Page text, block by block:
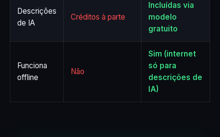
Descrições
de IA
Créditos à parte
Incluídas via
modelo
gratuito
Funciona
offline
Não
Sim (internet
só para
descrições de
IA)